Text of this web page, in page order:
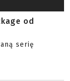
od
serię